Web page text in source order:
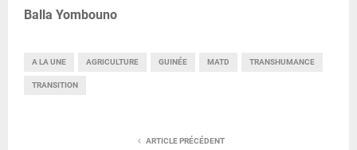
Balla Yombouno
A LA UNE AGRICULTURE GUINÉE MATD TRANSHUMANCE
TRANSITION
ARTICLE PRÉCÉDENT